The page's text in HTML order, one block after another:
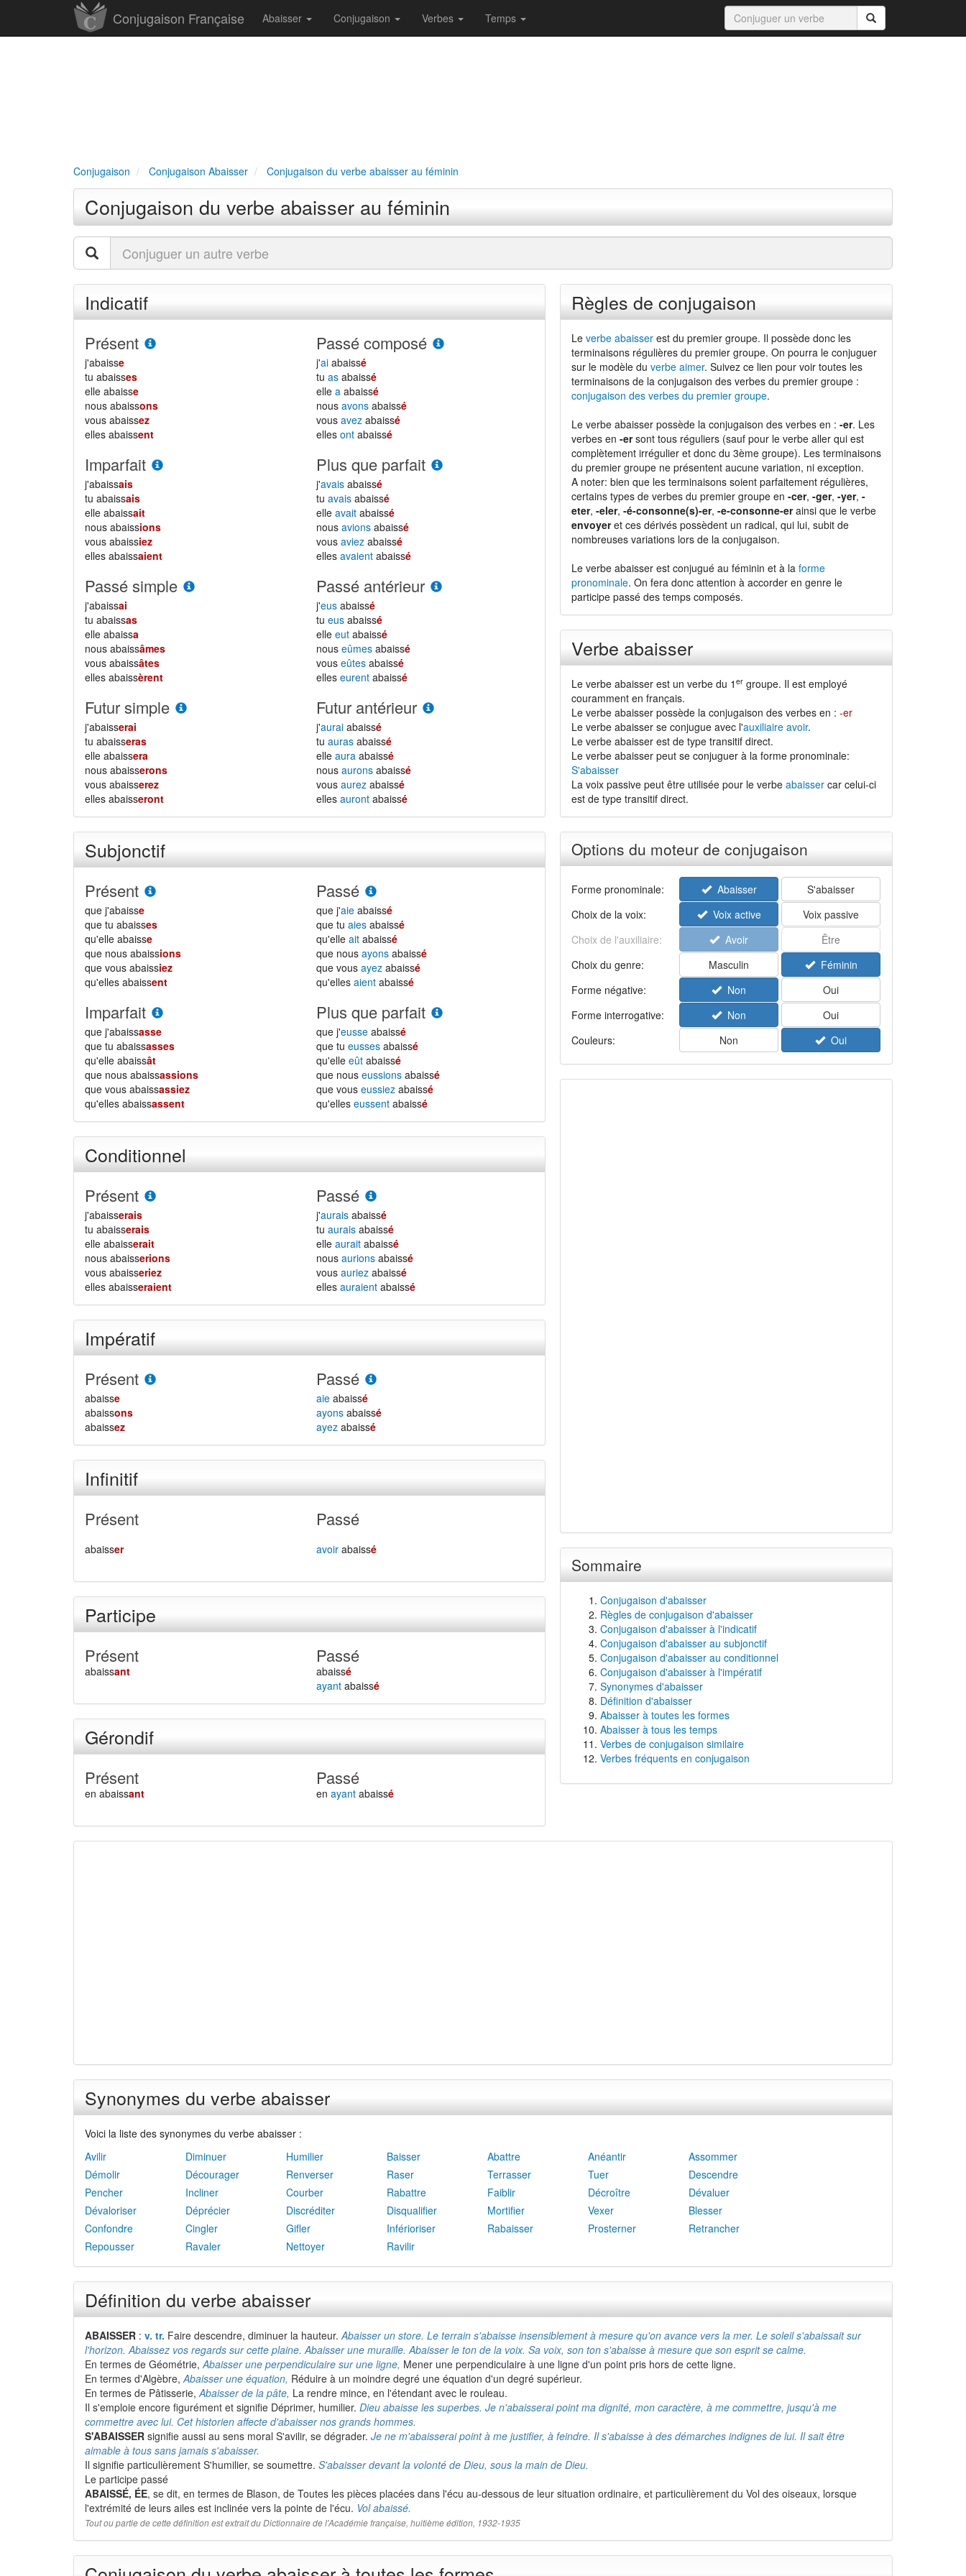
Conjugaison Française Abaisser Conjugaison Verbes Temps
Conjugaison Conjugaison Abaisser Conjugaison du verbe abaisser au féminin
Conjugaison du verbe abaisser au féminin
Indicatif
Présent
j'abaisse
tu abaisses
elle abaisse
nous abaissons
vous abaissez
elles abaissent
Passé composé
j'ai abaissé
tuas abaissé
ellea abaissé
nousavons abaissé
vousavez abaissé
ellesont abaissé
Imparfait
j'abaissais
tu abaissais
elle abaissait
nous abaissions
vous abaissiez
elles abaissaient
Plus que parfait
j'avais abaissé
tuavais abaissé
elleavait abaissé
nousavions abaissé
vousaviez abaissé
ellesavaient abaissé
Passé simple
j'abaissai
tu abaissas
elle abaissa
nous abaissâmes
vous abaissâtes
elles abaissèrent
Passé antérieur
j'eus abaissé
tueus abaissé
elleeut abaissé
nouseûmes abaissé
vouseûtes abaissé
elleseurent abaissé
Futur simple
j'abaisserai
tu abaisseras
elle abaissera
nous abaisserons
vous abaisserez
elles abaisseront
Futur antérieur
j'aurai abaissé
tuauras abaissé
elleaura abaissé
nousaurons abaissé
vousaurez abaissé
ellesauront abaissé
Subjonctif
Présent
que j'abaisse
que tu abaisses
qu'elle abaisse
que nous abaissions
que vous abaissiez
qu'elles abaissent
Passé
que j'aie abaissé
que tuaies abaissé
qu'elleait abaissé
que nousayons abaissé
que vousayez abaissé
qu'ellesaient abaissé
Imparfait
que j'abaissasse
que tu abaissasses
qu'elle abaissât
que nous abaissassions
que vous abaissassiez
qu'elles abaissassent
Plus que parfait
que j'eusse abaissé
que tueusses abaissé
qu'elleeût abaissé
que nouseussions abaissé
que vouseussiez abaissé
qu'elleseussent abaissé
Conditionnel
Présent
j'abaisserais
tu abaisserais
elle abaisserait
nous abaisserions
vous abaisseriez
elles abaisseraient
Passé
j'aurais abaissé
tuaurais abaissé
elleaurait abaissé
nousaurions abaissé
vousauriez abaissé
ellesauraient abaissé
Impératif
Présent
abaisse
abaissons
abaissez
Passé
aie abaissé
ayons abaissé
ayez abaissé
Infinitif
Présent
abaisser
Passé
avoir abaissé
Participe
Présent
abaissant
Passé
abaissé
ayant abaissé
Gérondif
Présent
en abaissant
Passé
enayant abaissé
Règles de conjugaison
Le verbe abaisserest du premier groupe. Il possède donc les
terminaisons régulières du premier groupe. On pourra le conjuguer
sur le modèle du verbe aimer. Suivez ce lien pour voir toutes les
terminaisons de la conjugaison des verbes du premier groupe :
conjugaison des verbes du premier groupe.
Le verbe abaisser possède la conjugaison des verbes en : -er. Les
verbes en -ersont tous réguliers (sauf pour le verbe aller qui est
complètement irrégulier et donc du 3ème groupe). Les terminaisons
du premier groupe ne présentent aucune variation, ni exception.
A noter: bien que les terminaisons soient parfaitement régulières,
certains types de verbes du premier groupe en -cer, -ger, -yer, -
eter, -eler, -é-consonne(s)-er, -e-consonne-erainsi que le verbe
envoyeret ces dérivés possèdent un radical, qui lui, subit de
nombreuses variations lors de la conjugaison.
Le verbe abaisser est conjugué au féminin et à la forme
pronominale. On fera donc attention à accorder en genre le
participe passé des temps composés.
Verbe abaisser
Le verbe abaisser est un verbe du 1 ergroupe. Il est employé
couramment en français.
Le verbe abaisser possède la conjugaison des verbes en : -er
Le verbe abaisser se conjugue avec l'auxiliaire avoir.
Le verbe abaisser est de type transitif direct.
Le verbe abaisser peut se conjuguer à la forme pronominale:
S'abaisser
La voix passive peut être utilisée pour le verbe abaissercar celui-ci
est de type transitif direct.
Options du moteur de conjugaison
Forme pronominale: Abaisser
S'abaisser
Choix de la voix:
Voix active
Voix passive
Choix de l'auxiliaire:
Avoir
Être
Choix du genre:
Masculin
Féminin
Forme négative:
Non
Oui
Forme interrogative:
Non
Oui
Couleurs:
Non Oui
Sommaire
Conjugaison d'abaisser
Règles de conjugaison d'abaisser
Conjugaison d'abaisser à l'indicatif
Conjugaison d'abaisser au subjonctif
Conjugaison d'abaisser au conditionnel
Conjugaison d'abaisser à l'impératif
Synonymes d'abaisser
Définition d'abaisser
Abaisser à toutes les formes
Abaisser à tous les temps
Verbes de conjugaison similaire
Verbes fréquents en conjugaison
Synonymes du verbe abaisser
Voici la liste des synonymes du verbe abaisser :
Avilir
Diminuer Humilier Baisser Abattre Anéantir
Assommer
Démolir
Décourager Renverser Raser Terrasser Tuer
Descendre
Pencher
Incliner Courber Rabattre Faiblir Décroître
Dévaluer
Dévaloriser
Déprécier Discréditer Disqualifier Mortifier Vexer
Blesser
Confondre
Cingler Gifler Inférioriser Rabaisser Prosterner
Retrancher
Repousser
Ravaler Nettoyer Ravilir
Définition du verbe abaisser
ABAISSER : v. tr. Faire descendre, diminuer la hauteur.Abaisser un store. Le terrain s'abaisse insensiblement à mesure qu'on avance vers la mer. Le soleil s'abaissait sur
l'horizon. Abaissez vos regards sur cette plaine. Abaisser une muraille. Abaisser le ton de la voix. Sa voix, son ton s'abaisse à mesure que son esprit se calme.
En termes de Géométrie,Abaisser une perpendiculaire sur une ligne, Mener une perpendiculaire à une ligne d'un point pris hors de cette ligne.
En termes d'Algèbre,Abaisser une équation, Réduire à un moindre degré une équation d'un degré supérieur.
En termes de Pâtisserie,Abaisser de la pâte, La rendre mince, en l'étendant avec le rouleau.
Il s'emploie encore figurément et signifie Déprimer, humilier. Dieu abaisse les superbes. Je n'abaisserai point ma dignité, mon caractère, à me commettre, jusqu'à me
commettre avec lui. Cet historien affecte d'abaisser nos grands hommes.
S'ABAISSER signifie aussi au sens moral S'avilir, se dégrader. Je ne m'abaisserai point à me justifier, à feindre. Il s'abaisse à des démarches indignes de lui. Il sait être
aimable à tous sans jamais s'abaisser.
Il signifie particulièrement S'humilier, se soumettre. S'abaisser devant la volonté de Dieu, sous la main de Dieu.
Le participe passé
ABAISSÉ, ÉE, se dit, en termes de Blason, de Toutes les pièces placées dans l'écu au-dessous de leur situation ordinaire, et particulièrement du Vol des oiseaux, lorsque
l'extrémité de leurs ailes est inclinée vers la pointe de l'écu. Vol abaissé.
Tout ou partie de cette définition est extrait du Dictionnaire de l'Académie française, huitième édition, 1932-1935